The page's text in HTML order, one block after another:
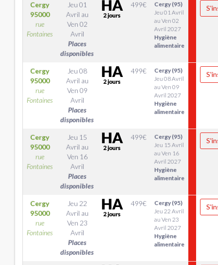
Cergy
95000
rue
Fontaines
Jeu 01
Avril au
Ven 02
Avril
Places
disponibles
499€
Cergy (95)
Jeu 01 Avril
au Ven 02
Avril 2027
Hygiène
alimentaire
Cergy
95000
rue
Fontaines
Jeu 08
Avril au
Ven 09
Avril
Places
disponibles
499€
Cergy (95)
Jeu 08 Avril
au Ven 09
Avril 2027
Hygiène
alimentaire
Cergy
95000
rue
Fontaines
Jeu 15
Avril au
Ven 16
Avril
Places
disponibles
499€
Cergy (95)
Jeu 15 Avril
au Ven 16
Avril 2027
Hygiène
alimentaire
Cergy
95000
rue
Fontaines
Jeu 22
Avril au
Ven 23
Avril
Places
disponibles
499€
Cergy (95)
Jeu 22 Avril
au Ven 23
Avril 2027
Hygiène
alimentaire